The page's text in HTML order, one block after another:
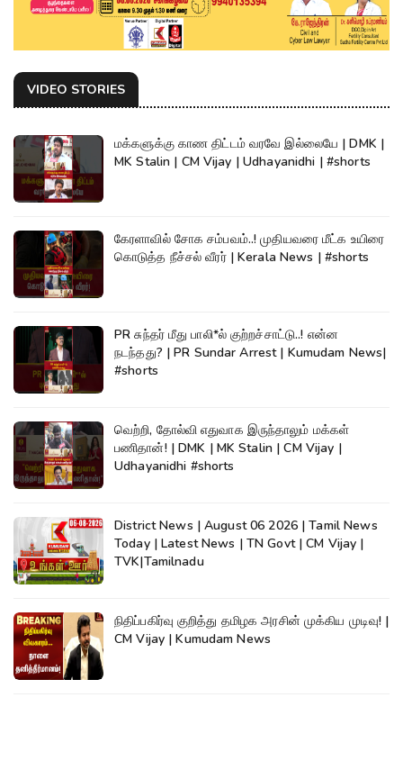
VIDEO STORIES
மக்களுக்கு காண திட்டம் வரவே இல்லையே | DMK |
MK Stalin | CM Vijay | Udhayanidhi | #shorts
கேரளாவில் சோக சம்பவம்..! முதியவரை மீட்க உயிரை
கொடுத்த நீச்சல் வீரர் | Kerala News | #shorts
PR சுந்தர் மீது பாலி*ல் குற்றச்சாட்டு..! என்ன
நடந்தது? | PR Sundar Arrest | Kumudam News|
#shorts
வெற்றி, தோல்வி எதுவாக இருந்தாலும் மக்கள்
பணிதான்! | DMK | MK Stalin | CM Vijay |
Udhayanidhi #shorts
District News | August 06 2026 | Tamil News
Today | Latest News | TN Govt | CM Vijay |
TVK|Tamilnadu
நிதிப்பகிர்வு குறித்து தமிழக அரசின் முக்கிய முடிவு! |
CM Vijay | Kumudam News